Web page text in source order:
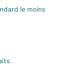
le moins